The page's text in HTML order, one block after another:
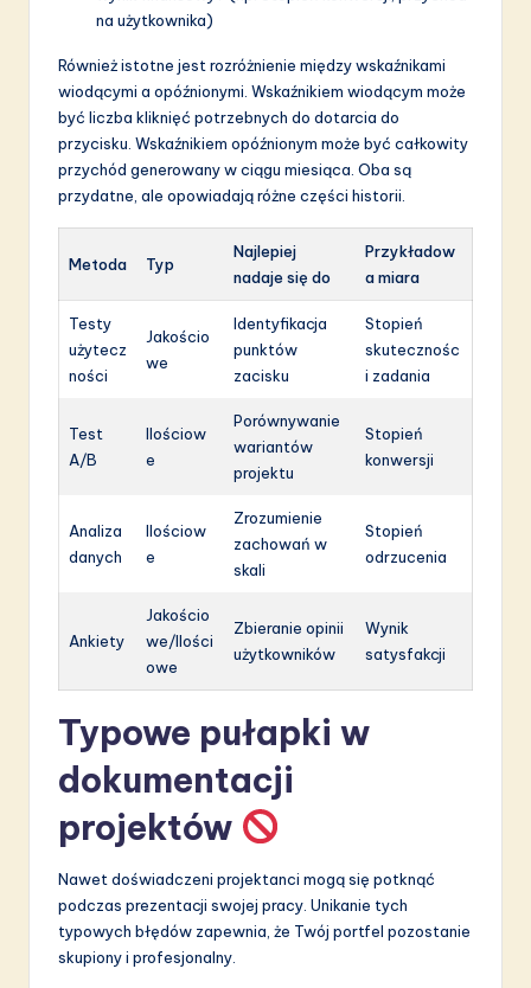
na użytkownika)
Również istotne jest rozróżnienie między wskaźnikami
wiodącymi a opóźnionymi. Wskaźnikiem wiodącym może
być liczba kliknięć potrzebnych do dotarcia do
przycisku. Wskaźnikiem opóźnionym może być całkowity
przychód generowany w ciągu miesiąca. Oba są
przydatne, ale opowiadają różne części historii.
Metoda Typ
Najlepiej
nadaje się do
Przykładow
a miara
Testy
użytecz
ności
Jakościo
we
Identyfikacja
punktów
zacisku
Stopień
skutecznośc
i zadania
Test
A/B
Ilościow
e
Porównywanie
wariantów
projektu
Stopień
konwersji
Analiza
danych
Ilościow
e
Zrozumienie
zachowań w
skali
Stopień
odrzucenia
Ankiety
Jakościo
we/Ilości
owe
Zbieranie opinii
użytkowników
Wynik
satysfakcji
Typowe pułapki w
dokumentacji
projektów
Nawet doświadczeni projektanci mogą się potknąć
podczas prezentacji swojej pracy. Unikanie tych
typowych błędów zapewnia, że Twój portfel pozostanie
skupiony i profesjonalny.